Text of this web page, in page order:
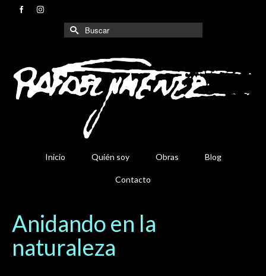
Buscar
por:
Inicio Quién soy Obras Blog
Contacto
Anidando en la
naturaleza